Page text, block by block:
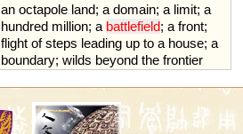
an octapole land; a domain; a limit; a
hundred million; a battlefield; a front;
flight of steps leading up to a house; a
boundary; wilds beyond the frontier